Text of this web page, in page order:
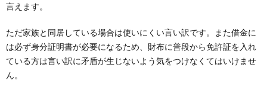
言えます。
ただ家族と同居している場合は使いにくい言い訳です。また借金に
は必ず身分証明書が必要になるため、財布に普段から免許証を入れ
ている方は言い訳に矛盾が生じないよう気をつけなくてはいけませ
ん。